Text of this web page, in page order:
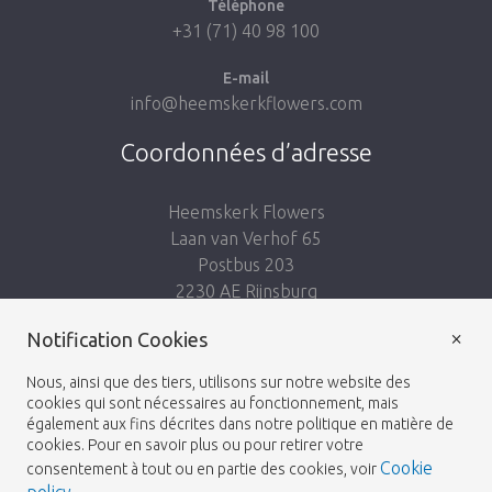
Téléphone
+31 (71) 40 98 100
E-mail
info@heemskerkflowers.com
Coordonnées d’adresse
Heemskerk Flowers
Laan van Verhof 65
Postbus 203
2230 AE Rijnsburg
Notification Cookies
Nous, ainsi que des tiers, utilisons sur notre website des
cookies qui sont nécessaires au fonctionnement, mais
également aux fins décrites dans notre politique en matière de
cookies. Pour en savoir plus ou pour retirer votre
consentement à tout ou en partie des cookies, voirCookie
×